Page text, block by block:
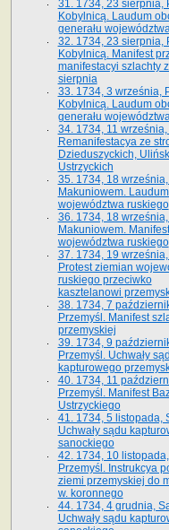
31. 1734, 23 sierpnia,
Kobylnicą. Laudum
generału
32. 1734, 23 sierpnia,
Kobylnicą. Manifest
manifestacyi szlachty
sierpnia
33. 1734, 3 września,
Kobylnicą. Laudum
generału
34. 1734, 11
Remanifestacya ze
Dzieduszyckich,
Ustrzyckich
35. 1734, 18 września,
Makuniowem.
województwa ruskiego
36. 1734, 18 września,
Makuniowem.
województwa ruskiego
37. 1734, 19
Protest ziemian
ruskiego przeciwko
kasztelanowi
38. 1734, 7
Przemyśl. Manifest
przemyskiej
39. 1734, 9
Przemyśl. Uchwały
kapturowego
40. 1734, 11
Przemyśl. Manifest
Ustrzyckiego
41. 1734, 5 listopada,
Uchwały sądu
sanockiego
42. 1734, 10 listopada,
Przemyśl. Instrukcya
ziemi przemyskiej do
w. koronnego
44. 1734, 4 grudnia,
Uchwały sądu